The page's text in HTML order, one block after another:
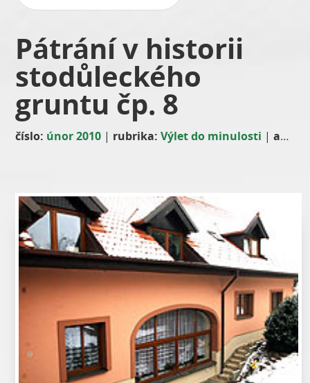
Pátrání v historii
stodůleckého
gruntu čp. 8
číslo: únor 2010 | rubrika: Výlet do minulosti |autor: